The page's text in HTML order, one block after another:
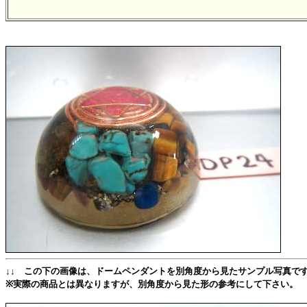
↓↓ この下の画像は、ドームペンダントを別角度から見たサンプル写真
※実際の商品とは異なりますが、別角度から見た形の参考にして下さい。